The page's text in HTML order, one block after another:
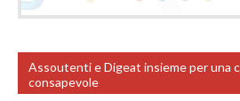
Assoutenti e Digeat insieme per una
consapevole